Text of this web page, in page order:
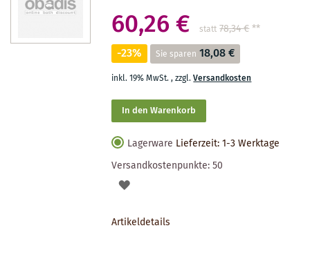
60,26 € statt 78,34 €**
-23% Sie sparen 18,08 €
inkl. 19% MwSt.,zzgl.Versandkosten
In den Warenkorb
Lagerware Lieferzeit: 1-3 Werktage
Versandkostenpunkte:50
AUF
Artikeldetails